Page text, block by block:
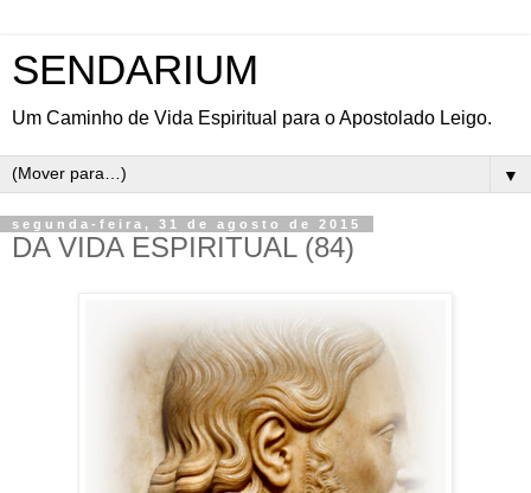
SENDARIUM
Um Caminho de Vida Espiritual para o Apostolado Leigo.
▼
segunda-feira, 31 de agosto de 2015
DA VIDA ESPIRITUAL (84)